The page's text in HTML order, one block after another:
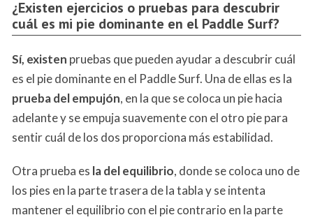
¿Existen ejercicios o pruebas para descubrir
cuál es mi pie dominante en el Paddle Surf?
Sí, existen pruebas que pueden ayudar a descubrir cuál
es el pie dominante en el Paddle Surf. Una de ellas es la
prueba del empujón, en la que se coloca un pie hacia
adelante y se empuja suavemente con el otro pie para
sentir cuál de los dos proporciona más estabilidad.
Otra prueba es la del equilibrio, donde se coloca uno de
los pies en la parte trasera de la tabla y se intenta
mantener el equilibrio con el pie contrario en la parte